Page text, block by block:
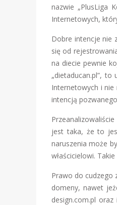
nazwie „PlusLiga
Internetowych,
Dobre intencje nie
się od
na diecie pewnie
„dietaducan.pl”,
Internetowych i nie
intencją
jest taka, że to
naruszenia może
właścicielowi.
Prawo do cudzego
domeny, nawet
design.com.pl